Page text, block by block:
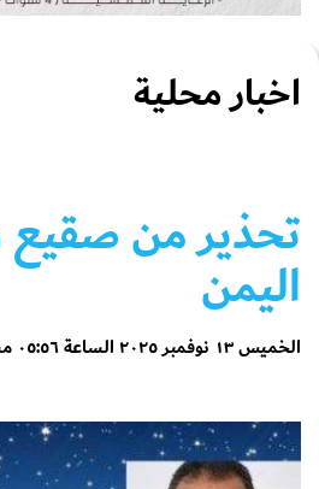
اخبار محلية
تحذير من صقيع
اليمن
الخميس ١٣ نوفمبر ٢٠٢٥ الساعة ٠٥:٥٦ مساءً